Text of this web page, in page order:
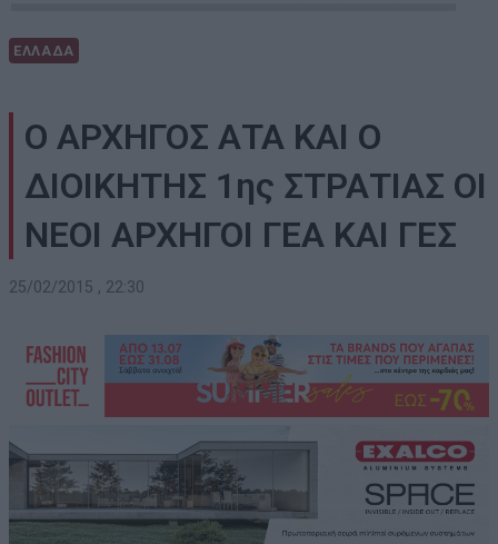
ΕΛΛΑΔΑ
Ο ΑΡΧΗΓΟΣ ΑΤΑ ΚΑΙ Ο
ΔΙΟΙΚΗΤΗΣ 1ης ΣΤΡΑΤΙΑΣ ΟΙ
ΝΕΟΙ ΑΡΧΗΓΟΙ ΓΕΑ ΚΑΙ ΓΕΣ
25/02/2015 , 22:30